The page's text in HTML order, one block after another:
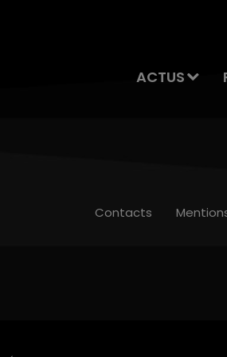
ACTUS
Contacts